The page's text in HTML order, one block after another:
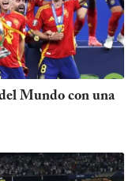
Mundo con una